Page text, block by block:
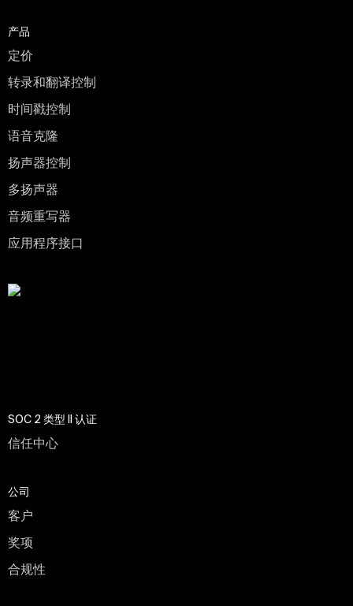
产品
定价
转录和翻译控制
时间戳控制
语音克隆
扬声器控制
多扬声器
音频重写器
应用程序接口
SOC 2 类型 II 认证
信任中心
公司
客户
奖项
合规性